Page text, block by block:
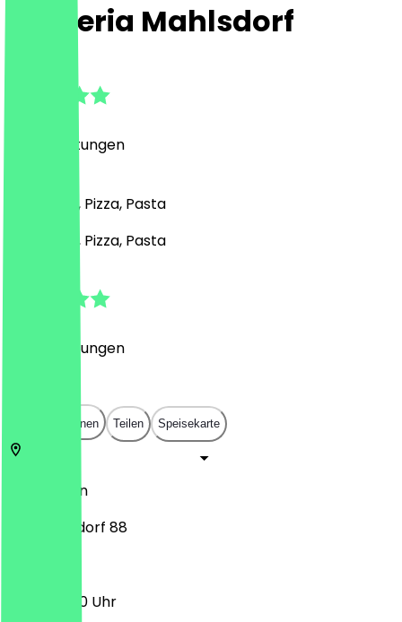
L'Osteria Mahlsdorf
Bewertungen
Italienisch, Pizza, Pasta
Italienisch, Pizza, Pasta
Bewertungen
In App öffnen Teilen Speisekarte
Berlin
Alt-Mahlsdorf 88
11:30 - 23:00 Uhr